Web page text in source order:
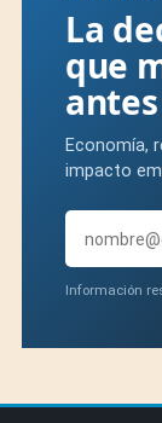
La
que
Economía,
impacto
Información